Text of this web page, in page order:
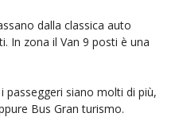
dalla classica auto
In zona il Van 9 posti è una
passeggeri siano molti di più,
Bus Gran turismo.